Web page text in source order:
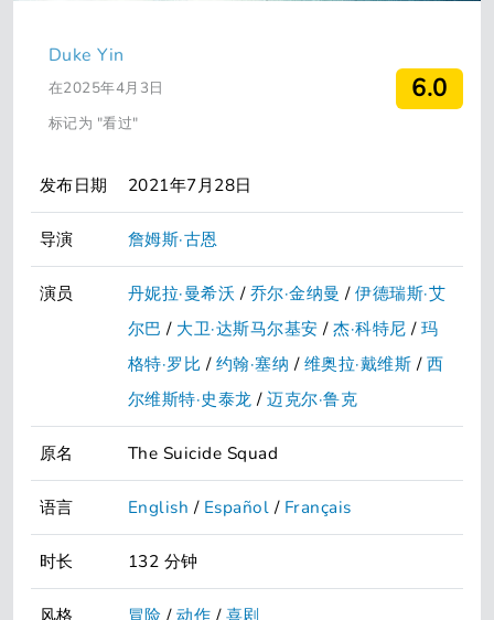
Duke Yin
在2025年4月3日
标记为 "看过"
6.0
发布日期 2021年7月28日
导演 詹姆斯·古恩
演员 丹妮拉·曼希沃 /乔尔·金纳曼 /伊德瑞斯·艾
尔巴 / 大卫·达斯马尔基安 /杰·科特尼 /玛
格特·罗比 /约翰·塞纳 /维奥拉·戴维斯 /西
尔维斯特·史泰龙 /迈克尔·鲁克
原名 The Suicide Squad
语言 English / Español / Français
时长 132 分钟
风格 冒险 /动作 /喜剧